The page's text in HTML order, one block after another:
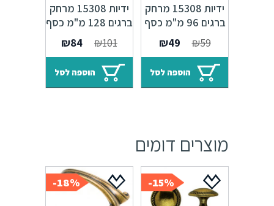
ידיות 15308 מרחק
ברגים 96 מ"מ כסף
עתיק M25
Capriccio
₪59
המחיר
המקורי
היה:
₪59.
₪49
הנוכחי
הוא:
₪49.
הוספה לסל
ידיות 15308 מרחק
ברגים 128 מ"מ כסף
עתיק M25
Capriccio
₪101
המחיר
המקורי
היה:
₪101.
₪84
הנוכחי
הוא:
₪84.
הוספה לסל
מוצרים דומים
15%-
18%-